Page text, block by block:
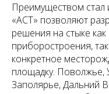
Преимуществом стал
«АСТ» позволяют
решения на стыке
приборостроения,
конкретное
площадку. Поволжье,
Заполярье, Дальний